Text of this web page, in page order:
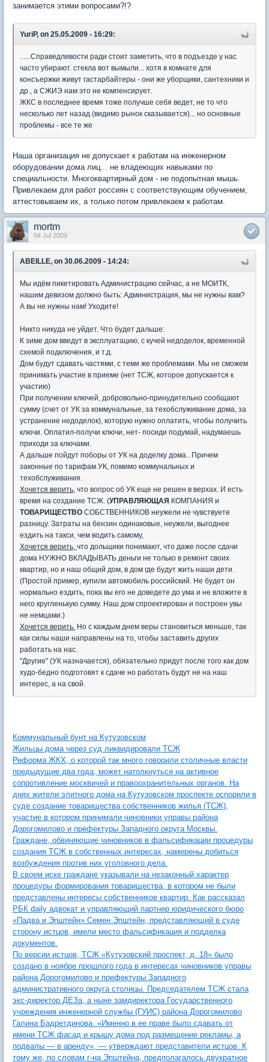
занимается этими вопросами?!?
YuriP, on 25.05.2009 - 16:29:
......Справедливости ради стоит заметить, что в подъезде у нас
часто убирают. стекла вот вымыли... хотя в комнате для
консъержки живут гастарбайтеры - они же уборщики, сантехники и
др., а СЖИЭ нам это не компенсирует.
ЖКС в последнее время тоже получше себя ведет, не то что
несколько лет назад (видимо рынок сказывается)... но основные
проблемы - все те же
Наша организация не допускает к работам на инженерном
оборудовании дома лиц... не владеющих навыками по
специальности. Многоквартирный дом - не подопытная мышь.
Привлекаем для работ россиян с соответствующим обучением,
аттестовываем их, а только потом привлекаем к работам.
mortm
04 Jul 2009
ABEILLE, on 30.06.2009 - 14:24:
Мы идём пикетировать Администрацию сейчас, а не МОИТК,
нашим девизом должно быть: Администрация, мы не нужны вам?
А вы не нужны нам! Уходите!
Никто никуда не уйдет. Что будет дальше:
К зиме дом введут в эксплуатацию, с кучей недоделок, временной
схемой подключения, и т.д.
Дом будут сдавать частями, с теми же проблемами. Мы не сможем
принимать участие в приеме (нет ТСЖ, которое допускается к
участию)
При получении ключей, добровольно-принудительно сообщают
сумму (счет от УК за коммунальные, за техобслуживание дома, за
устранение недоделок), которую нужно оплатить, чтобы получить
ключи. Оплатил-получи ключи, нет- посиди подумай, надумаешь
приходи за ключами.
А дальше пойдут поборы от УК на доделку дома.. Причем
законные по тарифам УК, помимо коммунальных и
техобслуживания.
Хочется верить, что вопрос об УК еще не решен в верхах. И есть
время на создание ТСЖ. (УПРАВЛЯЮЩАЯ КОМПАНИЯ и
ТОВАРИЩЕСТВО СОБСТВЕННИКОВ неужели не чувствуете
разницу. Затраты на бензин одинаковые, неужели, выгоднее
ездить на такси, чем водить самому,
Хочется верить, что дольщики понимают, что даже после сдачи
дома НУЖНО ВКЛАДЫВАТЬ деньги не только в ремонт своих
квартир, но и наш общий дом, в дом где будут жить наши дети.
(Простой пример, купили автомобиль российский. Не будет он
нормально ездить, пока вы его не доведете до ума и не вложите в
него кругленькую сумму. Наш дом спроектирован и построен увы
не немцами.)
Хочется верить. Но с каждым днем веры становиться меньше, так
как силы наши направлены на то, чтобы заставить других
работать на нас.
"Другие" (УК назначается), обязательно придут после того как дом
худо-бедно подготовят к сдаче но работать будут не на наш
интерес, а на свой.
Коммунальный бунт на Кутузовском
Жильцы дома через суд ликвидировали ТСЖ
Реформа ЖКХ, о которой так много говорили столичные власти
предыдущие два года, может натолкнуться на активное
сопротивление москвичей и правоохранительных органов. На
днях жители элитного дома на Кутузовском проспекте оспорили в
суде создание товарищества собственников жилья (ТСЖ),
участие в котором принимали чиновники управы района
Дорогомилово и префектуры Западного округа Москвы.
Граждане, обвиняющие чиновников в фальсификации процедуры
создания ТСЖ в собственных интересах, намерены добиться
возбуждения против них уголовного дела.
В своем иске граждане указывали на незаконный характер
процедуры формирования товарищества, в котором не были
представлены интересы собственников квартир. Как рассказал
РБК daily адвокат и управляющий партнер юридического бюро
«Падва и Эпштейн» Семен Эпштейн, представляющий в суде
сторону истцов, имели место фальсификация и подделка
документов.
По версии истцов, ТСЖ «Кутузовский проспект, д. 18» было
создано в ноябре прошлого года в интересах чиновников управы
района Дорогомилово и префектуры Западного
административного округа столицы. Председателем ТСЖ стала
экс-директор ДЕЗа, а ныне замдиректора Государственного
учреждения инженерной службы (ГУИС) района Дорогомилово
Галина Бадретдинова. «Именно в ее праве было сдавать от
имени ТСЖ фасад и крышу дома под размещение рекламы, а
подвалы — в аренду», — утверждают представители истцов. К
тому же, по словам г-на Эпштейна, предполагалось двукратное